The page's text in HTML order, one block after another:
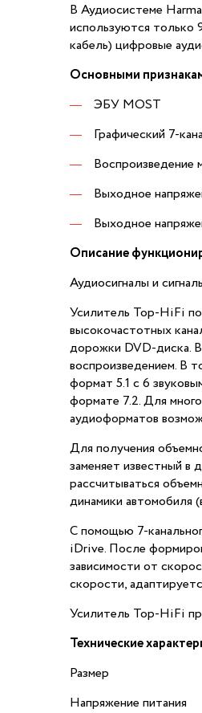
В Аудиосистеме
используются только
кабель) цифровые
Основными
ЭБУ MOST
Графический 7-
Воспроизведение
Выходное
Выходное
Описание
Аудиосигналы и
Усилитель Top-HiFi
высокочастотных
дорожки DVD-диска.
воспроизведением. В
формат 5.1 с 6
формате 7.2. Для
аудиоформатов
Для получения
заменяет известный в
рассчитываться
динамики автомобиля
С помощью 7-
iDrive. После
зависимости от
скорости,
Усилитель Top-HiFi
Технические
Размер
Напряжение питания